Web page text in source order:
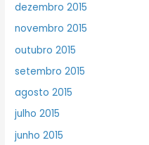
dezembro 2015
novembro 2015
outubro 2015
setembro 2015
agosto 2015
julho 2015
junho 2015